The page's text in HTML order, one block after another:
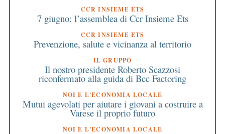
CCR INSIEME ETS
7 giugno: l’assemblea di Ccr Insieme Ets
CCR INSIEME ETS
Prevenzione, salute e vicinanza al territorio
IL GRUPPO
Il nostro presidente Roberto Scazzosi
riconfermato alla guida di Bcc Factoring
NOI E L'ECONOMIA LOCALE
Mutui agevolati per aiutare i giovani a costruire a
Varese il proprio futuro
NOI E L'ECONOMIA LOCALE